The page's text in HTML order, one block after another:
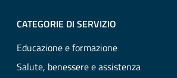
CATEGORIE DI SERVIZIO
Educazione e formazione
Salute, benessere e assistenza